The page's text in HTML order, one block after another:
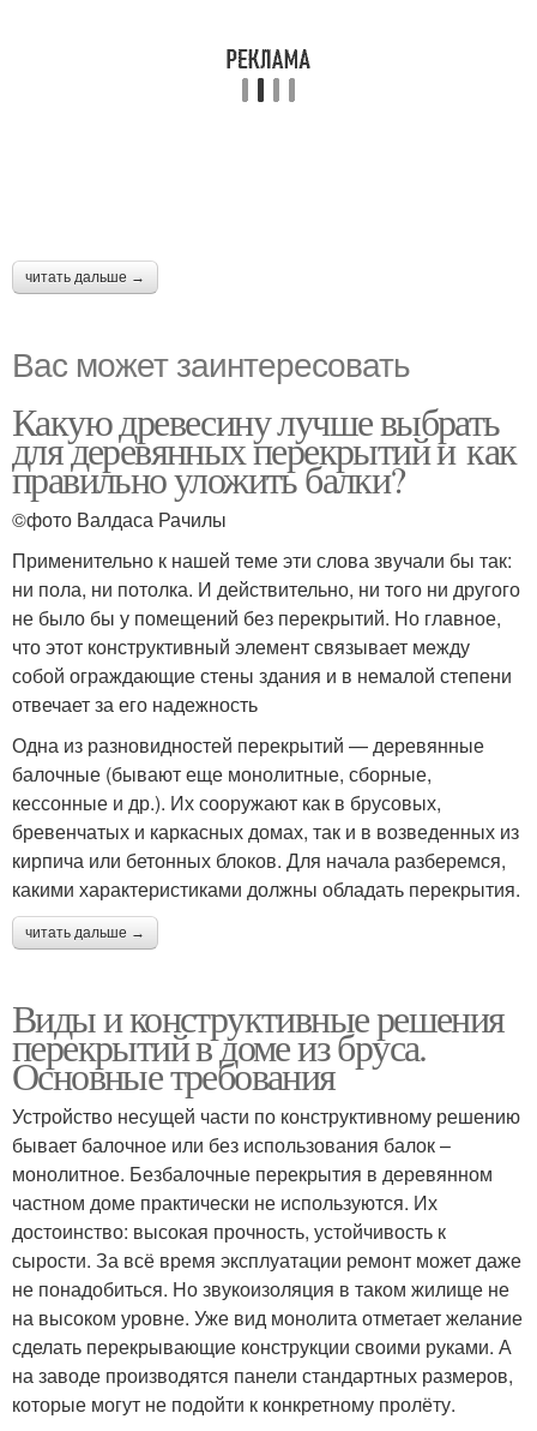
читать дальше →
Вас может заинтересовать
Какую древесину лучше выбрать
для деревянных перекрытий и как
правильно уложить балки?
©фото Валдаса Рачилы
Применительно к нашей теме эти слова звучали бы так:
ни пола, ни потолка. И действительно, ни того ни другого
не было бы у помещений без перекрытий. Но главное,
что этот конструктивный элемент связывает между
собой ограждающие стены здания и в немалой степени
отвечает за его надежность
Одна из разновидностей перекрытий — деревянные
балочные (бывают еще монолитные, сборные,
кессонные и др.). Их сооружают как в брусовых,
бревенчатых и каркасных домах, так и в возведенных из
кирпича или бетонных блоков. Для начала разберемся,
какими характеристиками должны обладать перекрытия.
читать дальше →
Виды и конструктивные решения
перекрытий в доме из бруса.
Основные требования
Устройство несущей части по конструктивному решению
бывает балочное или без использования балок –
монолитное. Безбалочные перекрытия в деревянном
частном доме практически не используются. Их
достоинство: высокая прочность, устойчивость к
сырости. За всё время эксплуатации ремонт может даже
не понадобиться. Но звукоизоляция в таком жилище не
на высоком уровне. Уже вид монолита отметает желание
сделать перекрывающие конструкции своими руками. А
на заводе производятся панели стандартных размеров,
которые могут не подойти к конкретному пролёту.